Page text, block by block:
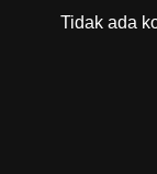
Tidak ada